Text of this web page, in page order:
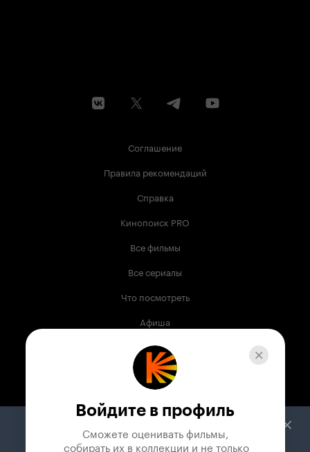
Соглашение
Правила рекомендаций
Справка
Кинопоиск PRO
Все фильмы
Все сериалы
Что посмотреть
Афиша
Музыка
Телепрограмма
Служба поддержки
Войдите в профиль
Сможете оценивать фильмы,
собирать их в коллекции и не только